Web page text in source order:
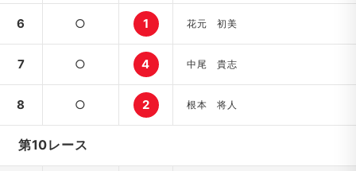
6 ○ 1 花元 初美
7 ○ 4 中尾 貴志
8 ○ 2 根本 将人
第10レース